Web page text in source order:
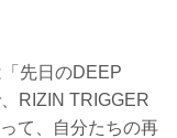
先日のDEEP
RIZIN TRIGGER
て、自分たちの再